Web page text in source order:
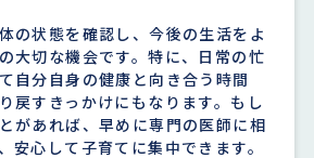
の状態を確認し、今後の生活をよ
大切な機会です。特に、日常の忙
自分自身の健康と向き合う時間
戻すきっかけにもなります。もし
があれば、早めに専門の医師に相
安心して子育てに集中できます。